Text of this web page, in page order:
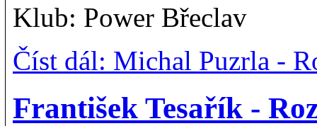
Klub: Power Břeclav
Číst dál: Michal Puzrla -
František Tesařík -